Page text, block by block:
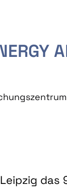
das